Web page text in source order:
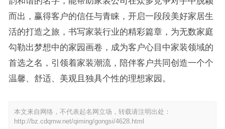
而出，赢得客户的信任与青睐，开启一段段美好家居生
活的打造之旅，书写家装行业的精彩篇章，为无数家庭
勾勒出梦想中的家园画卷，成为客户心目中家装领域的
首选之名，引领着家装潮流，陪伴客户共同创造一个个
温馨、舒适、美观且独具个性的理想家园。
本文来自网络，不代表起名网立场，转载请注明出处：
http://bz.cdqmw.net/qiming/gongsi/4628.html